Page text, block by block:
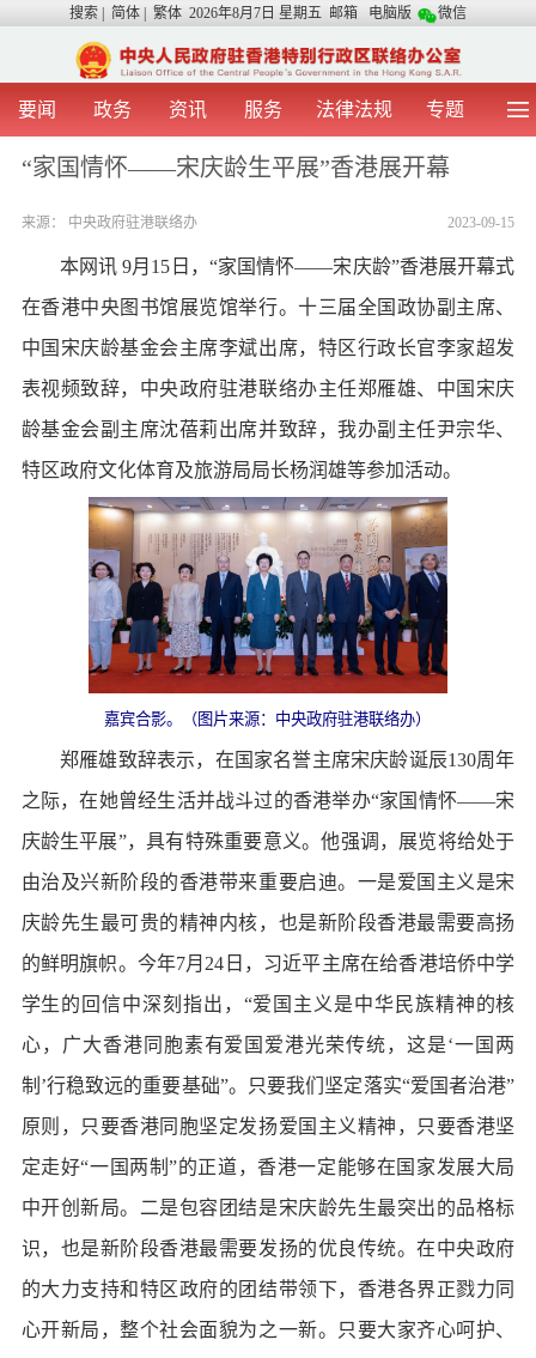
搜索 简体 繁体 2026年8月7日 星期五 邮箱 电脑版 微信
要闻 政务 资讯 服务 法律法规 专题
首 页 图 片 视 频 中央声音
涉台事务 香港在线 媒体言论
办证指引
“家国情怀——宋庆龄生平展”香港展开幕
2023-09-15
来源： 中央政府驻港联络办
本网讯 9月15日，“家国情怀——宋庆龄”香港展开幕式
在香港中央图书馆展览馆举行。十三届全国政协副主席、
中国宋庆龄基金会主席李斌出席，特区行政长官李家超发
表视频致辞，中央政府驻港联络办主任郑雁雄、中国宋庆
龄基金会副主席沈蓓莉出席并致辞，我办副主任尹宗华、
特区政府文化体育及旅游局局长杨润雄等参加活动。
嘉宾合影。（图片来源：中央政府驻港联络办）
郑雁雄致辞表示，在国家名誉主席宋庆龄诞辰130周年
之际，在她曾经生活并战斗过的香港举办“家国情怀——宋
庆龄生平展”，具有特殊重要意义。他强调，展览将给处于
由治及兴新阶段的香港带来重要启迪。一是爱国主义是宋
庆龄先生最可贵的精神内核，也是新阶段香港最需要高扬
的鲜明旗帜。今年7月24日，习近平主席在给香港培侨中学
学生的回信中深刻指出，“爱国主义是中华民族精神的核
心，广大香港同胞素有爱国爱港光荣传统，这是‘一国两
制’行稳致远的重要基础”。只要我们坚定落实“爱国者治港”
原则，只要香港同胞坚定发扬爱国主义精神，只要香港坚
定走好“一国两制”的正道，香港一定能够在国家发展大局
中开创新局。二是包容团结是宋庆龄先生最突出的品格标
识，也是新阶段香港最需要发扬的优良传统。在中央政府
的大力支持和特区政府的团结带领下，香港各界正戮力同
心开新局，整个社会面貌为之一新。只要大家齐心呵护、